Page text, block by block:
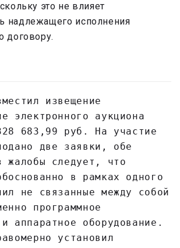
это не влияет
надлежащего исполнения
договору.
извещение
электронного аукциона
683,99 руб. На участие
две заявки, обе
жалобы следует, что
в рамках одного
не связанные между собой
программное
аппаратное оборудование.
установил